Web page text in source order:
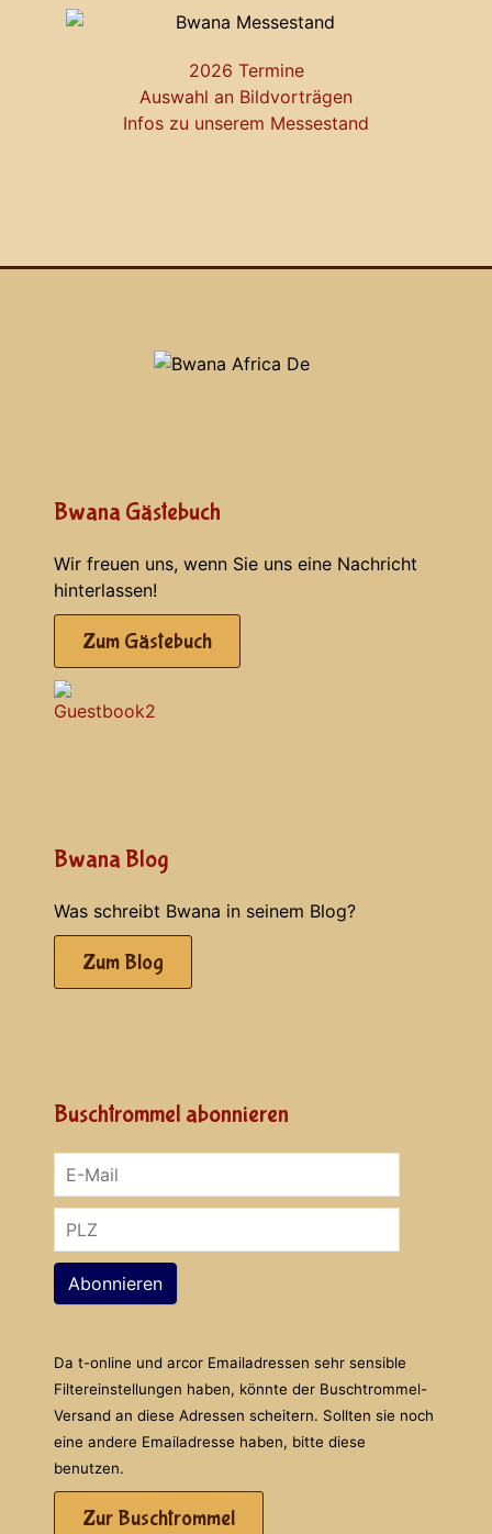
2026 Termine
Auswahl an Bildvorträgen
Infos zu unserem Messestand
Bwana Gästebuch
Wir freuen uns, wenn Sie uns eine Nachricht
hinterlassen!
Zum Gästebuch
Bwana Blog
Was schreibt Bwana in seinem Blog?
Zum Blog
Buschtrommel abonnieren
Abonnieren
Da t-online und arcor Emailadressen sehr sensible
Filtereinstellungen haben, könnte der Buschtrommel-
Versand an diese Adressen scheitern. Sollten sie noch
eine andere Emailadresse haben, bitte diese
benutzen.
Zur Buschtrommel